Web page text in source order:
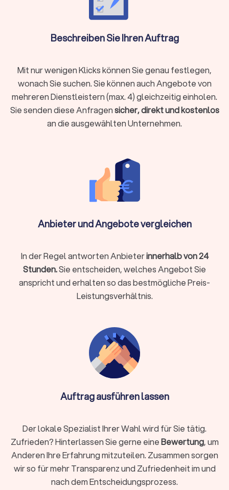
Kernleistungen eines Umzugsunternehmens
Die grundlegendsten Aufgaben, die fast jedes
Umzugsunternehmen anbietet:
Der sichere Transport des Umzugsguts von der
eines geeigneten LKW (Möbelwagen) und des Fahrpersonals.
Be- und Entladen:Das professionelle Tragen und Verstauen
der Möbel und Umzugskartons in den LKW sowie das
Ausladen am Zielort.
Transportsicherung:Das fachgerechte Sichern der Möbel im
LKW mit Decken, Gurten und Folien, um Schäden während der
Zusatzservices von Transportunternehmen
für Umzüge in Wolfhagen
Viele Umzugsunternehmen in Wolfhagen bieten ergänzende
Leistungen, die Ihren Umzug einfacher und schneller machen:
Komplettservice: professionelles Packen, Beschriftung
Betten, Schränke oder Küchen fachgerecht auf-
und abbauen
Halteverbotszonen:Einholen von Genehmigungen und
Aufstellen der Schilder
Entsorgung & Reinigung: besenreine Übergabe der alten
kurzfristig oder länger bei Überschneidung
Verpackungsmaterial:
stabile Kartons, Kleiderboxen,
Schutzfolien, Matratzenhüllen
Ist Reinigung nicht im Angebot des
Endreinigung durchführen. Bei engen Terminen,
vielen empfindlichen Gegenständen, hohen Etagen,
eingeschränkten Parkmöglichkeiten oder
beruflicher Belastung empfiehlt sich ein
professionelles Rundum-Paket.
Beschreiben Sie Ihren Auftrag
Mit nur wenigen Klicks können Sie genau festlegen,
wonach Sie suchen. Sie können auch Angebote von
mehreren Dienstleistern (max. 4) gleichzeitig einholen.
Sie senden diese Anfragensicher, direkt und kostenlos
an die ausgewählten Unternehmen.
Anbieter und Angebote vergleichen
In der Regel antworten Anbieterinnerhalb von 24
Stunden.Sie entscheiden, welches Angebot Sie
anspricht und erhalten so das bestmögliche Preis-
Leistungsverhältnis.
Auftrag ausführen lassen
Der lokale Spezialist Ihrer Wahl wird für Sie tätig.
Zufrieden? Hinterlassen Sie gerne eineBewertung, um
Anderen Ihre Erfahrung mitzuteilen. Zusammen sorgen
wir so für mehr Transparenz und Zufriedenheit im und
nach dem Entscheidungsprozess.